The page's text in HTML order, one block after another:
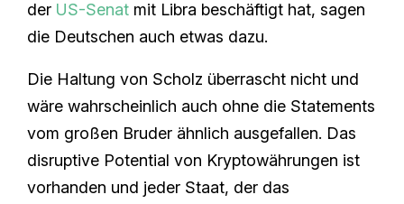
der US-Senat mit Libra beschäftigt hat, sagen
die Deutschen auch etwas dazu.
Die Haltung von Scholz überrascht nicht und
wäre wahrscheinlich auch ohne die Statements
vom großen Bruder ähnlich ausgefallen. Das
disruptive Potential von Kryptowährungen ist
vorhanden und jeder Staat, der das